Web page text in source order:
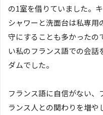
の1室を借りていました。
シャワーと洗面台は私専用
守にすることも多かったの
い私のフランス語での会
ダムでした。
フランス語に自信がない、
ランス人との関わりを増